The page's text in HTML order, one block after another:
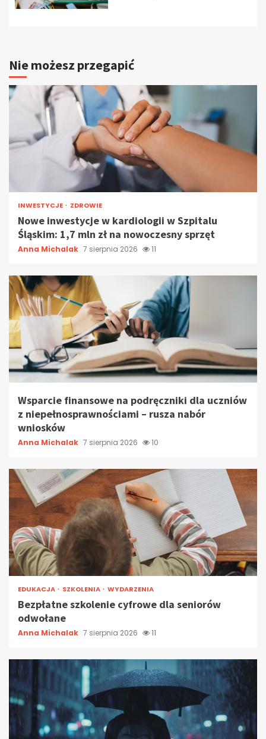
Nie możesz przegapić
INWESTYCJE ZDROWIE
Nowe inwestycje w kardiologii w Szpitalu
Śląskim: 1,7 mln zł na nowoczesny sprzęt
Anna Michalak 7 sierpnia 2026 11
Wsparcie finansowe na podręczniki dla uczniów
z niepełnosprawnościami – rusza nabór
wniosków
Anna Michalak 7 sierpnia 2026 10
EDUKACJA SZKOLENIA WYDARZENIA
Bezpłatne szkolenie cyfrowe dla seniorów
odwołane
Anna Michalak 7 sierpnia 2026 11